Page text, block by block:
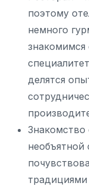
поэтому
немного
знакомимся
делятся
необъятной